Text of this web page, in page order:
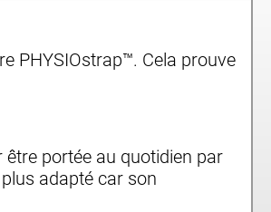
PHYSIOstrap™. Cela prouve
être portée au quotidien par
adapté car son